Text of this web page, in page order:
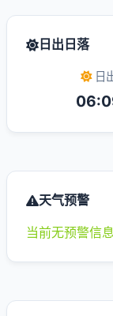
日出日落
日
天气预警
当前无预警信息